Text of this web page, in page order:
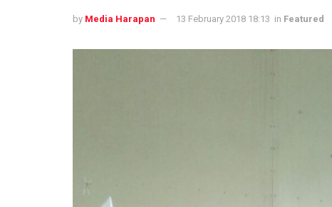
by Media Harapan 13 February 2018 18:13 in Featured